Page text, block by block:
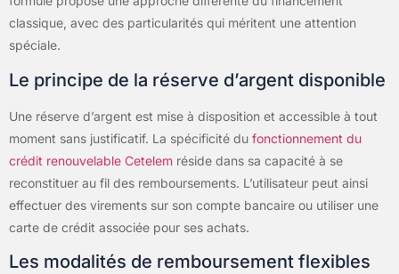
classique, avec des particularités qui méritent une attention
spéciale.
Le principe de la réserve d’argent disponible
Une réserve d’argent est mise à disposition et accessible à tout
moment sans justificatif. La spécificité du fonctionnement du
crédit renouvelable Cetelem réside dans sa capacité à se
reconstituer au fil des remboursements. L’utilisateur peut ainsi
effectuer des virements sur son compte bancaire ou utiliser une
carte de crédit associée pour ses achats.
Les modalités de remboursement flexibles